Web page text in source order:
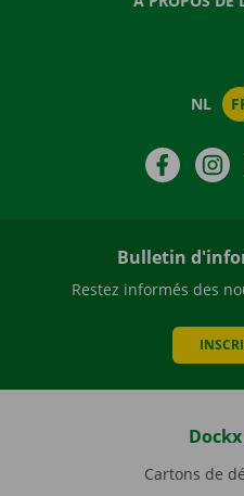
NL
Bulletin
Restez informés des
Cartons de